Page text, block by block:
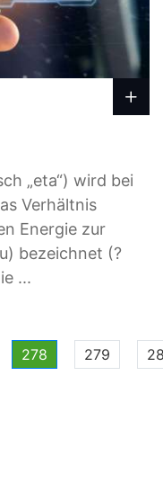
„eta“) wird bei
Verhältnis
Energie zur
bezeichnet (?
...
278 279